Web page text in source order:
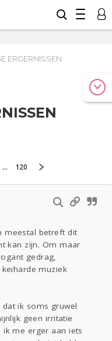
ERGERNISSEN
& Recht
Overig
Lijf & Lijn
Thuis
Klussen
zoekt
Aangeboden
Doen
... 120
meestal betreft dit
kan zijn. Om maar
gedrag,
muziek
ik soms gruwel
geen irritatie
me erger aan iets